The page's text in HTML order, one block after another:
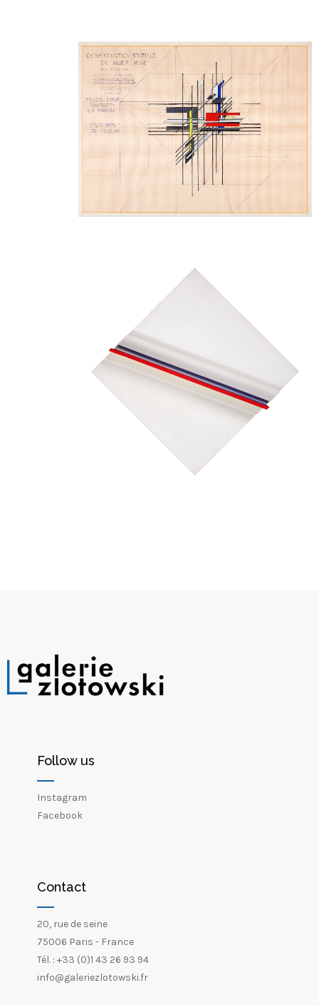
Follow us
Instagram
Facebook
Contact
20, rue de seine
75006 Paris - France
Tél. : +33 (0)1 43 26 93 94
info@galeriezlotowski.fr